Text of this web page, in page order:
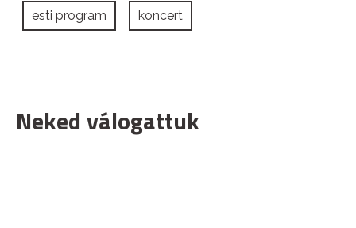
esti program koncert
Neked válogattuk